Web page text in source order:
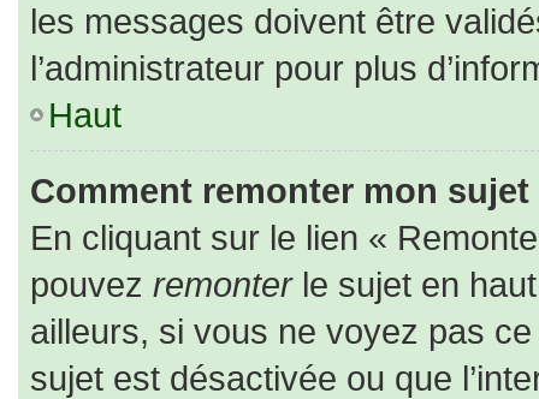
les messages doivent être
l’administrateur pour plus
Haut
Comment remonter mon sujet
En cliquant sur le lien «
pouvez remonterle sujet en
ailleurs, si vous ne voyez pas
sujet est désactivée ou que